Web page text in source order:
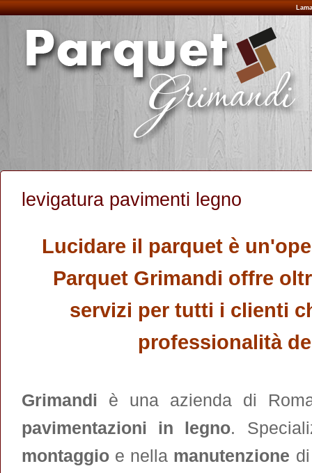
levigatura pavimenti legno
Lucidare il parquet è
Parquet Grimandi offre
servizi per tutti i clienti
professionalità
Grimandi è una azienda di
pavimentazioni in legno.
montaggio e nella manutenzione